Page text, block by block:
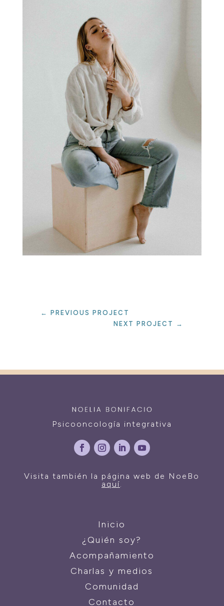
←
PREVIOUS PROJECT
NEXT PROJECT
→
Psicooncología integrativa
Visita también la página web de NoeBo
aquí.
Inicio
¿Quién soy?
Acompañamiento
Charlas y medios
Comunidad
Contacto